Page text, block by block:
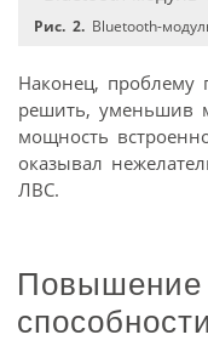
Рис. 2. Bluetooth-
Наконец, проблему
решить, уменьшив
мощность
оказывал
ЛВС.
Повышение
способности